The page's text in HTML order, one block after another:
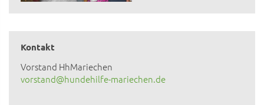
Kontakt
Vorstand HhMariechen
vorstand@hundehilfe-mariechen.de